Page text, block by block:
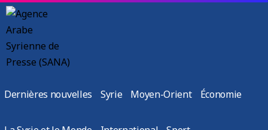
Dernières nouvelles Syrie Moyen-Orient Économie